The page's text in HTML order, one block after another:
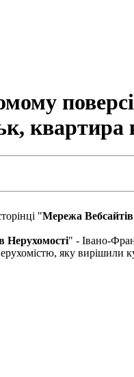
квартира
"Мережа
Нерухомості" - Івано-
яку вирішили